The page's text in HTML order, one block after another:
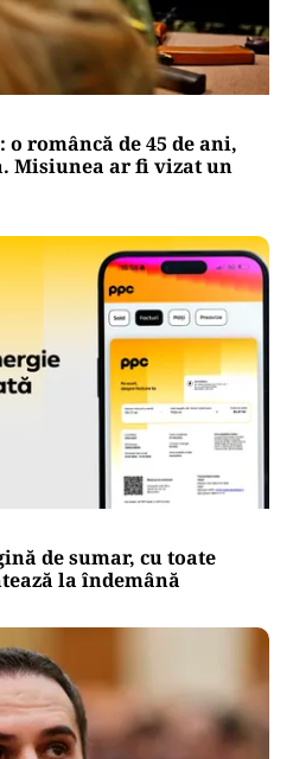
metri de mese: cum a
World Records la
o româncă de 45 de ani,
Misiunea ar fi vizat un